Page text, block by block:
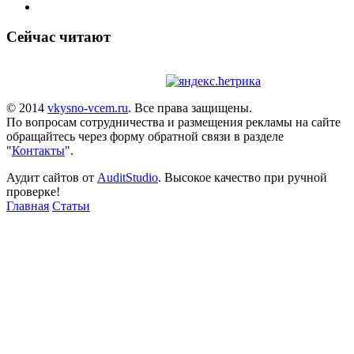
Сейчас читают
© 2014 vkysno-vcem.ru. Все права защищены.
По вопросам сотрудничества и размещения рекламы на сайте
обращайтесь через форму обратной связи в разделе
"Контакты".
Аудит сайтов от AuditStudio. Высокое качество при ручной
проверке!
Главная Статьи